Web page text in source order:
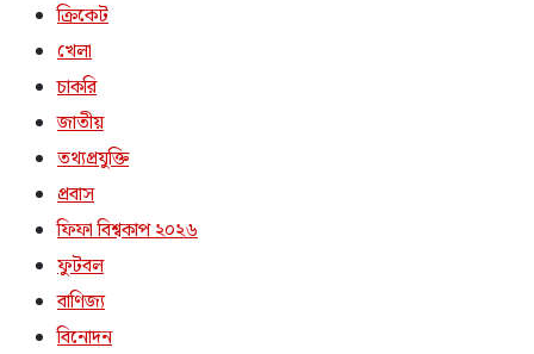
ক্রিকেট
খেলা
চাকরি
জাতীয়
তথ্যপ্রযুক্তি
প্রবাস
ফিফা বিশ্বকাপ ২০২৬
ফুটবল
বাণিজ্য
বিনোদন